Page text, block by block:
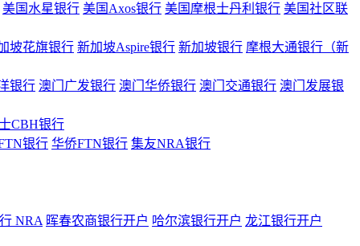
美国水星银行 美国Axos银行 美国摩根士丹利银行 美国社区联
坡花旗银行 新加坡Aspire银行 新加坡银行 摩根大通银行（新
银行 澳门广发银行 澳门华侨银行 澳门交通银行 澳门发展银
CBH银行
银行 华侨FTN银行 集友NRA银行
NRA 晖春农商银行开户 哈尔滨银行开户 龙江银行开户